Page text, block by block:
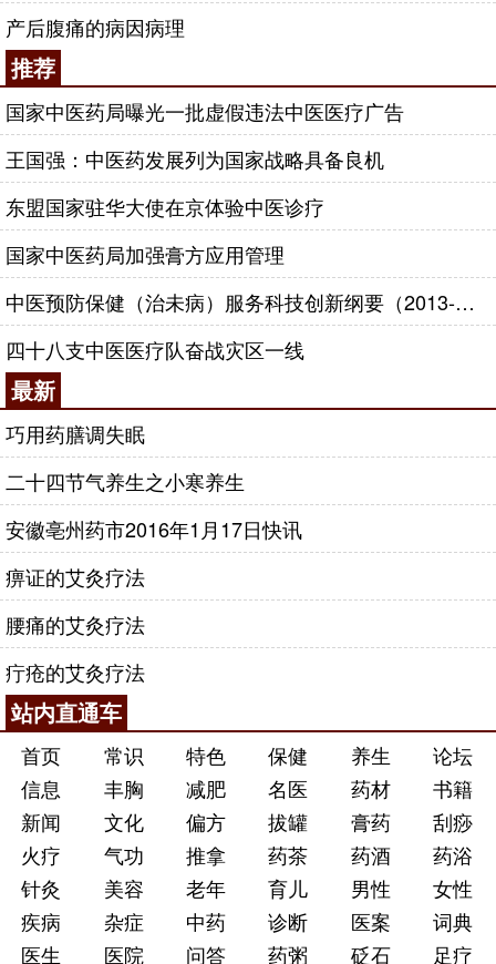
产后腹痛的病因病理
推荐
国家中医药局曝光一批虚假违法中医医疗广告
王国强：中医药发展列为国家战略具备良机
东盟国家驻华大使在京体验中医诊疗
国家中医药局加强膏方应用管理
中医预防保健（治未病）服务科技创新纲要（2013-2020年）
四十八支中医医疗队奋战灾区一线
最新
巧用药膳调失眠
二十四节气养生之小寒养生
安徽亳州药市2016年1月17日快讯
痹证的艾灸疗法
腰痛的艾灸疗法
疔疮的艾灸疗法
站内直通车
首页 常识 特色 保健 养生
论坛
信息
丰胸 减肥 名医 药材
书籍
新闻
文化 偏方 拔罐 膏药
刮痧
火疗
气功 推拿 药茶 药酒
药浴
针灸
美容 老年 育儿 男性
女性
疾病
杂症 中药 诊断 医案
词典
医生
医院 问答 药粥 砭石 足疗